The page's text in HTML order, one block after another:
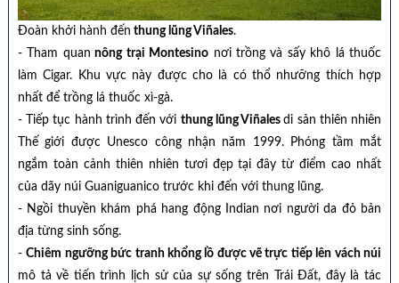
Đoàn khởi hành đến thung lũng Viñales.
- Tham quan nông trại Montesino nơi trồng và sấy khô lá thuốc
làm Cigar. Khu vực này được cho là có thổ nhưỡng thích hợp
nhất để trồng lá thuốc xì-gà.
- Tiếp tục hành trình đến với thung lũng Viñalesdi sản thiên nhiên
Thế giới được Unesco công nhận năm 1999. Phóng tầm mắt
ngắm toàn cảnh thiên nhiên tươi đẹp tại đây từ điểm cao nhất
của dãy núi Guaniguanico trước khi đến với thung lũng.
- Ngồi thuyền khám phá hang động Indian nơi người da đỏ bản
địa từng sinh sống.
-Chiêm ngưỡng bức tranh khổng lồ được vẽ trực tiếp lên vách núi
mô tả về tiến trình lịch sử của sự sống trên Trái Đất, đây là tác